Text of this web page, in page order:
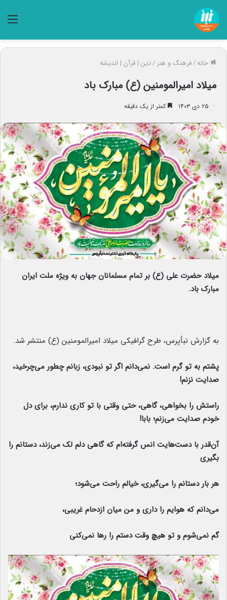
خانه/فرهنگ و هنر /دین | قرآن | اندیشه
میلاد امیرالمومنین (ع) مبارک باد
۲۵ دی ۱۴۰۳ کمتر از یک دقیقه
میلاد حضرت علی (ع) بر تمام مسلمانان جهان به ویژه ملت ایران
مبارک باد.
به گزارش نبأپرس، طرح گرافیکی میلاد امیرالمومنین (ع) منتشر شد.
پشتم به تو گرم است. نمی‌دانم اگر تو نبودی، زبانم چطور می‌چرخید،
صدایت نزنم!
راستش را بخواهی، گاهی، حتی وقتی با تو کاری ندارم، برای دل
خودم صدایت می‌زنم؛ بابا!
آن‌قدر با دست‌هایت انس گرفته‌ام که گاهی دلم لک می‌زند، دستانم را
بگیری
هر بار دستانم را می‌گیری، خیالم راحت می‌شود؛
می‌دانم که هوایم را داری و من میان ازدحام غریبی،
گم نمی‌شوم و تو هیچ وقت دستم را رها نمی‌کنی